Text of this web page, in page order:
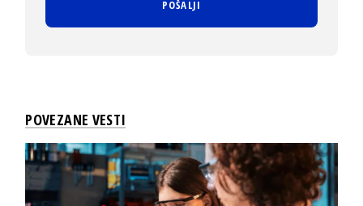
POVEZANE VESTI